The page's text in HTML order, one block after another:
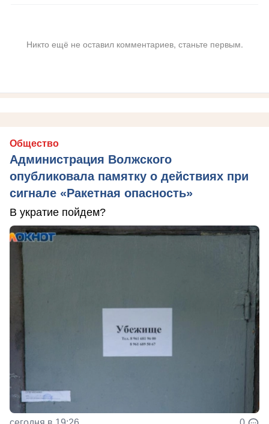
Никто ещё не оставил комментариев, станьте первым.
Общество
Администрация Волжского
опубликовала памятку о действиях при
сигнале «Ракетная опасность»
В укратие пойдем?